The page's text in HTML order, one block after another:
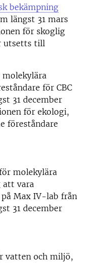
bekämpning
längst 31 mars
för skoglig
utsetts till
för CBC
31 december
för ekologi,
föreståndare
molekylära
att vara
Max IV-lab från
31 december
vatten och miljö,